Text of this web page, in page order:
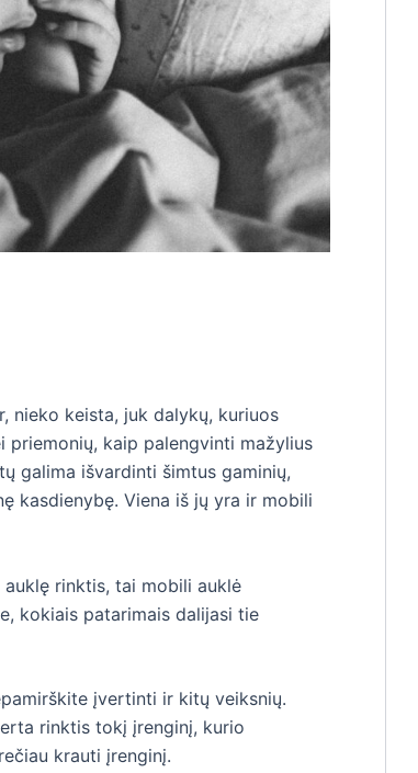
nieko keista, juk dalykų, kuriuos
priemonių, kaip palengvinti mažylius
galima išvardinti šimtus gaminių,
kasdienybę. Viena iš jų yra ir mobili
rinktis, tai mobili auklė
kokiais patarimais dalijasi tie
įvertinti ir kitų veiksnių.
rinktis tokį įrenginį, kurio
krauti įrenginį.